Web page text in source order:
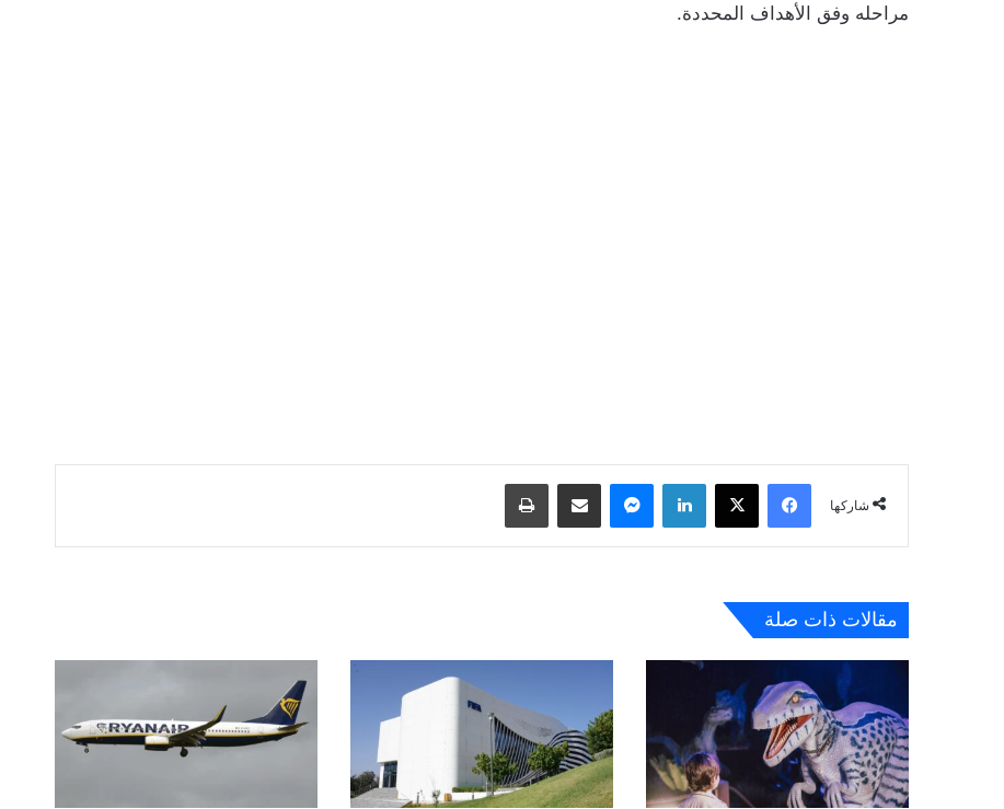
مراحله وفق الأهداف المحددة.
شاركها
فيسبوك لينكدإن
مقالات ذات صلة